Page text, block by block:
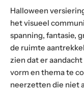
Halloween
het visueel
spanning, fantasie,
de ruimte
zien dat er
vorm en thema te
neerzetten die niet